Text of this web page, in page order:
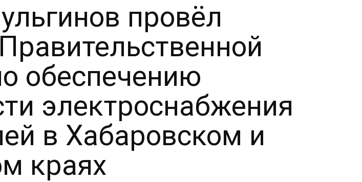
провёл
обеспечению
электроснабжения
в Хабаровском и
краях